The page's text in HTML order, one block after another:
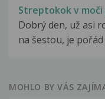
Streptokok v
Dobrý den, už asi
na šestou, je pořád
MOHLO BY VÁS